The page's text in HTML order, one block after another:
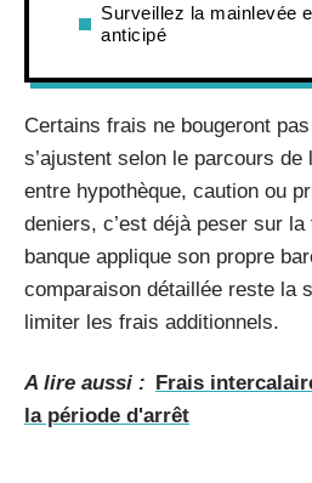
Surveillez la mainlevée
anticipé
Certains frais ne bougeront pas
s’ajustent selon le parcours de
entre hypothèque, caution ou
deniers, c’est déjà peser sur
banque applique son propre
comparaison détaillée reste la
limiter les frais additionnels.
A lire aussi : Frais
la période d'arrêt